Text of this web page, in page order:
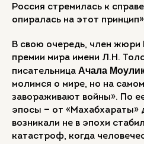
Россия стремилась к
опиралась на этот
В свою очередь, член
премии мира имени Л.Н.
писательница Ачала
молимся о мире, но на
завораживают войны». По
эпосы — от «Махабхараты»
возникали не в эпохи
катастроф, когда